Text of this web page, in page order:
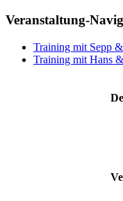
Veranstaltung-
Training mit Sepp
Training mit Hans